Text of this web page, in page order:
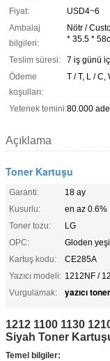
Fiyat:
USD4~6
Ambalaj
bilgileri:
Nötr /
* 35.5 *
Teslim süresi:
7 iş günü
Ödeme
koşulları:
T / T, L /
Yetenek temini:80.000
Açıklama
Toner Kartuşu
Garanti:
18 ay
Kusurlu:
en az 0.6%
Toner tozu:
LG
OPC:
Gloden
Kartuş kodu:
CE285A
Yazıcı modeli: 1212NF /
Vurgulamak:
yazıcı
1212 1100 1130
Siyah Toner
Temel bilgiler: